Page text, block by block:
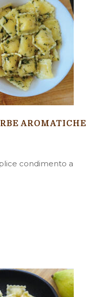
AROMATICHE
condimento a